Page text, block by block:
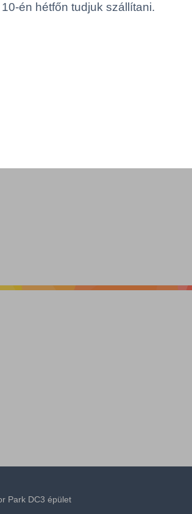
Park DC3 épület
én hétfőn tudjuk szállítani.